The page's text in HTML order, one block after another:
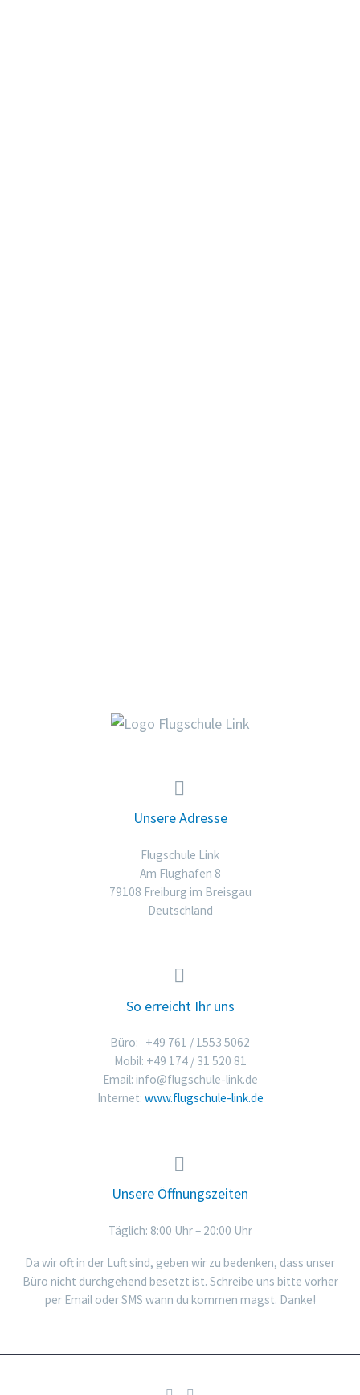


Unsere Adresse
Flugschule Link
Am Flughafen 8
79108 Freiburg im Breisgau
Deutschland


So erreicht Ihr uns
Büro: +49 761 / 1553 5062
Mobil: +49 174 / 31 520 81
Email: info@flugschule-link.de
Internet: www.flugschule-link.de


Unsere Öffnungszeiten
Täglich: 8:00 Uhr – 20:00 Uhr
Da wir oft in der Luft sind, geben wir zu bedenken, dass unser
Büro nicht durchgehend besetzt ist. Schreibe uns bitte vorher
per Email oder SMS wann du kommen magst. Danke!